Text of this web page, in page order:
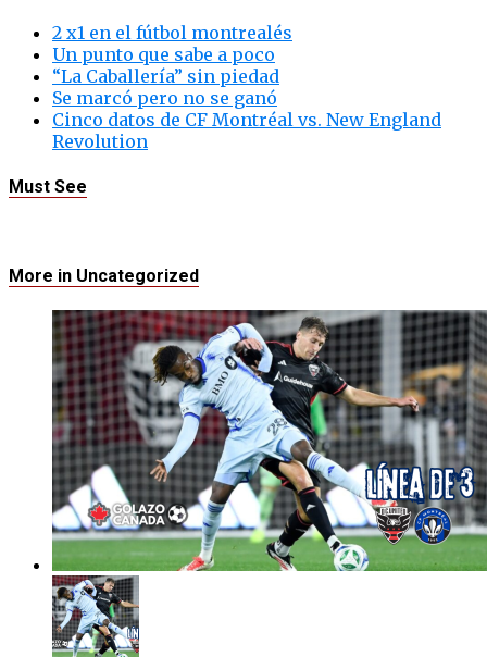
2 x1 en el fútbol montrealés
Un punto que sabe a poco
“La Caballería” sin piedad
Se marcó pero no se ganó
Cinco datos de CF Montréal vs. New England
Revolution
Must See
More in Uncategorized